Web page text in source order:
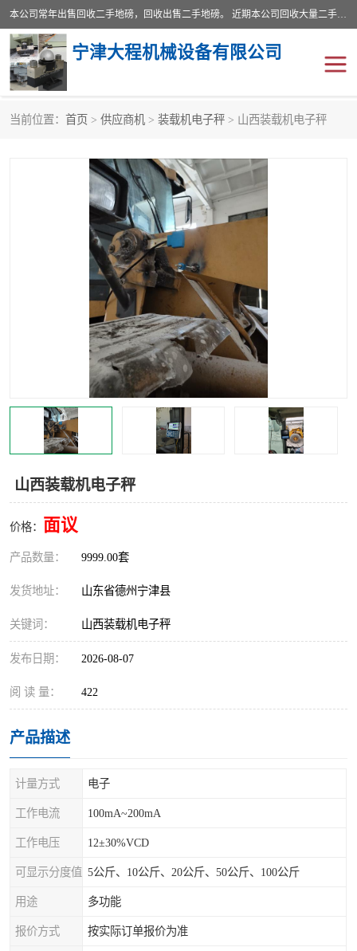
本公司常年出售回收二手地磅，回收出售二手地磅。 近期本公司回收大量二手地磅，型号齐全，宽度从2米到3.5米，长度5米到25米，承重吨位从10到200吨，成色7—9成新。 ? 使用年限6个月至2年，产品来源于个人闲置品，工矿企业停用品，因小换大而来。 精准度和新的一样， 二手地磅是内行人的选择，打个电话就省钱朋友您好等什么
宁津大程机械设备有限公司
当前位置： 首页 > 供应商机 > 装载机电子秤 > 山西装载机电子秤
山西装载机电子秤
价格： 面议
产品数量： 9999.00套
发货地址： 山东省德州宁津县
关键词： 山西装载机电子秤
发布日期： 2026-08-07
阅 读 量： 422
产品描述
计量方式 电子
工作电流 100mA~200mA
工作电压 12±30%VCD
可显示分度值 5公斤、10公斤、20公斤、50公斤、100公斤
用途 多功能
报价方式 按实际订单报价为准
废纸打包机
食品烘干机
装载机电子秤 输送机
半自动输送机 全自动输送机
食品螺旋塔
木材撕碎机
塑料撕碎机